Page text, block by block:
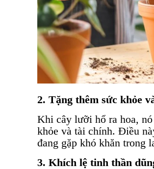
2. Tặng thêm sức khỏe
Khi cây lưỡi hổ ra hoa,
khỏe và tài chính. Điều
đang gặp khó khăn trong
3. Khích lệ tinh thần